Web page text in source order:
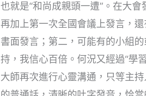
也就是“和尚成親頭一遭”。在大
再加上第一次全國會議上發言，
書面發言；第二，可能有的小組
持，我信心百倍。何況又經過“學
大師再次進行心靈溝通，只等主